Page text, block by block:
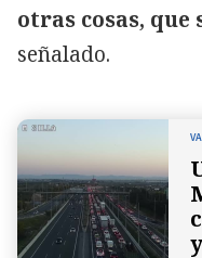
otras cosas,
señalado.